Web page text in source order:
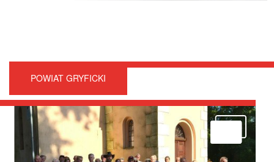
POWIAT GRYFICKI